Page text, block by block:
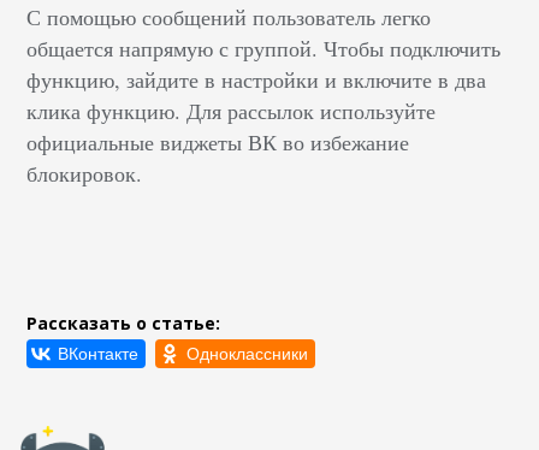
С помощью сообщений пользователь легко
общается напрямую с группой. Чтобы подключить
функцию, зайдите в настройки и включите в два
клика функцию. Для рассылок используйте
официальные виджеты ВК во избежание
блокировок.
Рассказать о статье: